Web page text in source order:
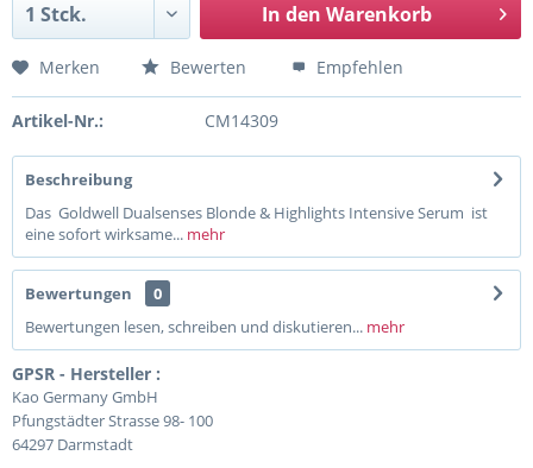
In den Warenkorb
Merken Bewerten Empfehlen
Artikel-Nr.: CM14309
Beschreibung
Das Goldwell Dualsenses Blonde & Highlights Intensive Serum ist
eine sofort wirksame... mehr
Bewertungen
0
Bewertungen lesen, schreiben und diskutieren... mehr
GPSR - Hersteller :
Kao Germany GmbH
Pfungstädter Strasse 98- 100
64297 Darmstadt